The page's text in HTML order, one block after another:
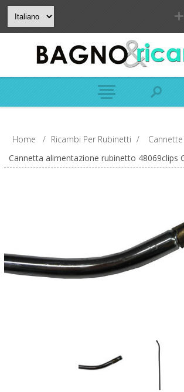
Home / Ricambi Per Rubinetti /
Cannetta alimentazione rubinetto 48069clips